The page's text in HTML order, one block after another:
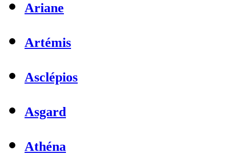
Ariane
Artémis
Asclépios
Asgard
Athéna